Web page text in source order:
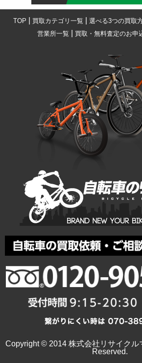
TOP 買取カテゴリ一覧 選べる3つの買取
営業所一覧
買取・無料査定のお申
Copyright © 2014 株式会社リサイクル
Reserved.